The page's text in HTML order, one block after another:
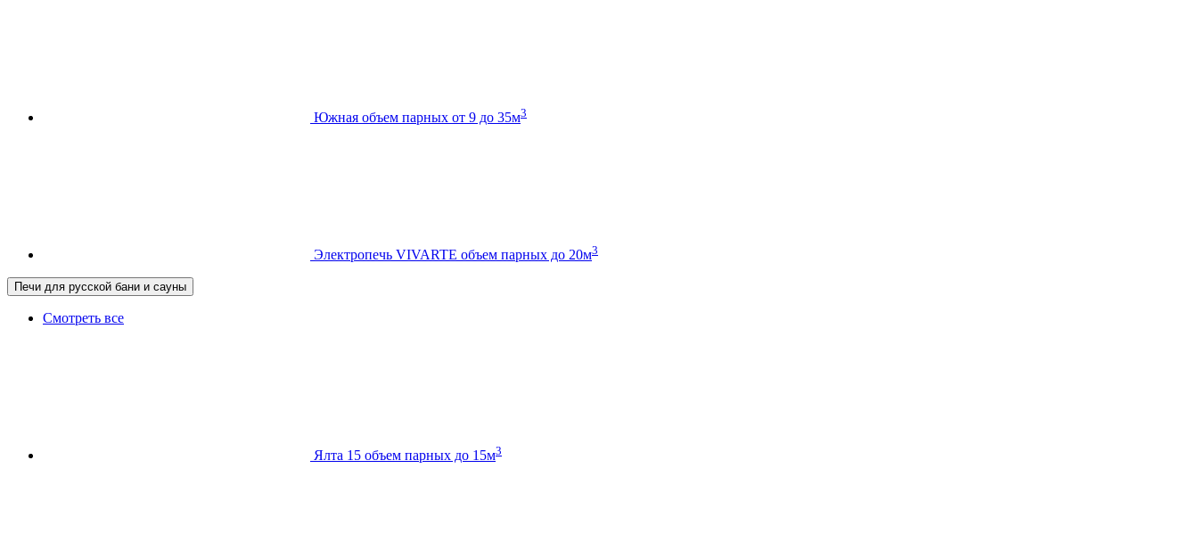
Южная объем парных от 9 до 35м3
Электропечь VIVARTE объем парных до 20м3
Печи для русской бани и сауны
Смотреть все
Ялта 15 объем парных до 15м3